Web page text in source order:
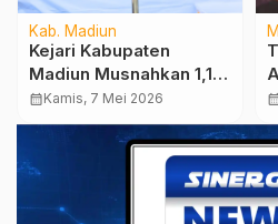
Kab. Madiun
Kejari Kabupaten
Madiun Musnahkan 1,1
Kg Sabu, Tegaskan
Komitmen Berantas
calendar_monthKamis, 7 Mei 2026